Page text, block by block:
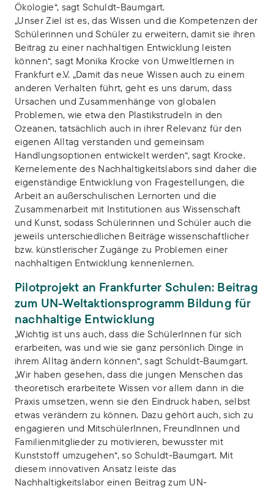
Ökologie“, sagt Schuldt-Baumgart.
„Unser Ziel ist es, das Wissen und die Kompetenzen der
Schülerinnen und Schüler zu erweitern, damit sie ihren
Beitrag zu einer nachhaltigen Entwicklung leisten
können“, sagt Monika Krocke von Umweltlernen in
Frankfurt e.V. „Damit das neue Wissen auch zu einem
anderen Verhalten führt, geht es uns darum, dass
Ursachen und Zusammenhänge von globalen
Problemen, wie etwa den Plastikstrudeln in den
Ozeanen, tatsächlich auch in ihrer Relevanz für den
eigenen Alltag verstanden und gemeinsam
Handlungsoptionen entwickelt werden“, sagt Krocke.
Kernelemente des Nachhaltigkeitslabors sind daher die
eigenständige Entwicklung von Fragestellungen, die
Arbeit an außerschulischen Lernorten und die
Zusammenarbeit mit Institutionen aus Wissenschaft
und Kunst, sodass Schülerinnen und Schüler auch die
jeweils unterschiedlichen Beiträge wissenschaftlicher
bzw. künstlerischer Zugänge zu Problemen einer
nachhaltigen Entwicklung kennenlernen.
Pilotprojekt an Frankfurter Schulen: Beitrag
zum UN-Weltaktionsprogramm Bildung für
nachhaltige Entwicklung
„Wichtig ist uns auch, dass die SchülerInnen für sich
erarbeiten, was und wie sie ganz persönlich Dinge in
ihrem Alltag ändern können“, sagt Schuldt-Baumgart.
„Wir haben gesehen, dass die jungen Menschen das
theoretisch erarbeitete Wissen vor allem dann in die
Praxis umsetzen, wenn sie den Eindruck haben, selbst
etwas verändern zu können. Dazu gehört auch, sich zu
engagieren und MitschülerInnen, FreundInnen und
Familienmitglieder zu motivieren, bewusster mit
Kunststoff umzugehen“, so Schuldt-Baumgart. Mit
diesem innovativen Ansatz leiste das
Nachhaltigkeitslabor einen Beitrag zum UN-